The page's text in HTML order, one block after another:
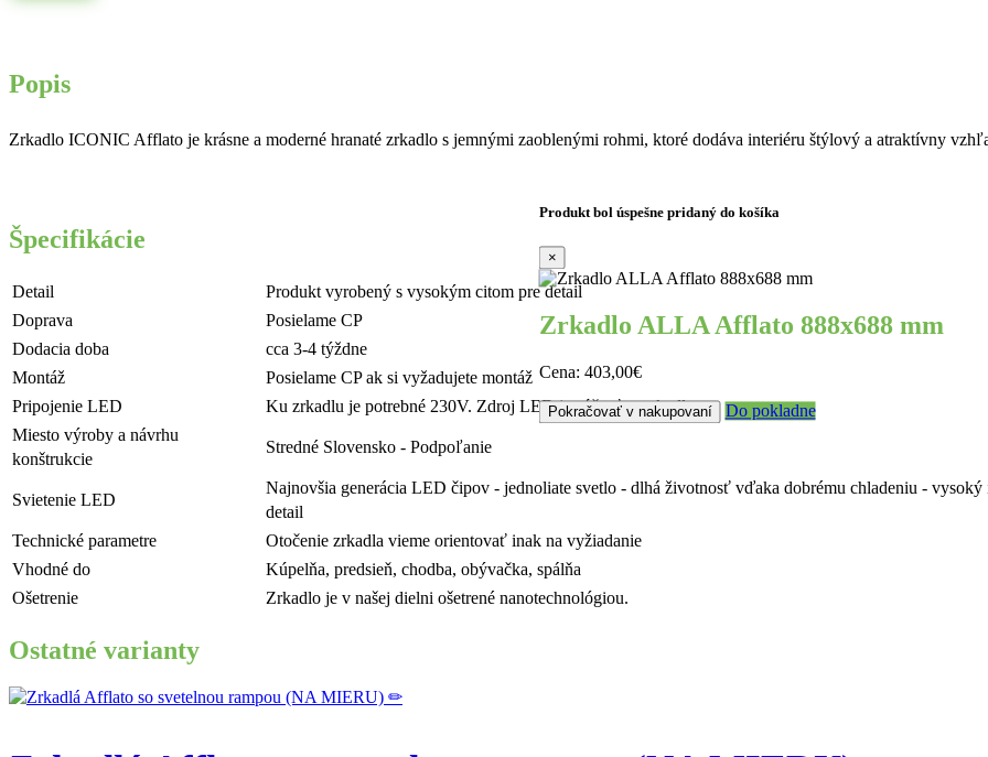
Popis
Zrkadlo ICONIC Afflato je krásne a moderné hranaté zrkadlo s jemnými zaoblenými rohmi, ktoré dodáva interiéru štýlový a atraktívny
Špecifikácie
Detail
Produkt vyrobený s vysokým citom pre detail
Doprava
Posielame CP
Dodacia doba
cca 3-4 týždne
Montáž
Posielame CP ak si vyžadujete montáž
Pripojenie LED
Ku zrkadlu je potrebné 230V. Zdroj LED je súčasťou zrkadla.
Miesto výroby a návrhu
konštrukcie
Stredné Slovensko - Podpoľanie
Svietenie LED
Najnovšia generácia LED čipov - jednoliate svetlo - dlhá životnosť vďaka dobrému chladeniu -
detail
Technické parametre
Otočenie zrkadla vieme orientovať inak na vyžiadanie
Vhodné do
Kúpelňa, predsieň, chodba, obývačka, spálňa
Ošetrenie
Zrkadlo je v našej dielni ošetrené nanotechnológiou.
Ostatné varianty
Produkt bol úspešne pridaný do košíka
×
Zrkadlo ALLA Afflato 888x688 mm
Cena: 403,00€
Pokračovať v nakupovaní Do pokladne